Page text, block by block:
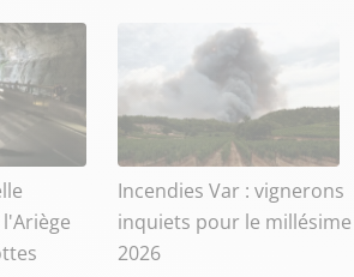
Incendies Var : vignerons
inquiets pour le millésime
2026